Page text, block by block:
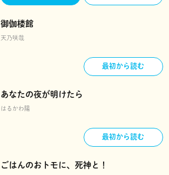
御伽楼館
天乃咲哉
最初から読む
あなたの夜が明けたら
はるかわ陽
最初から読む
ごはんのおトモに、死神と！